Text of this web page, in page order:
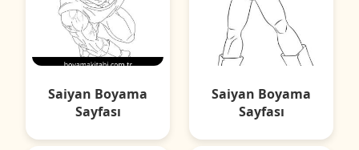
Saiyan Boyama
Sayfası
Saiyan Boyama
Sayfası